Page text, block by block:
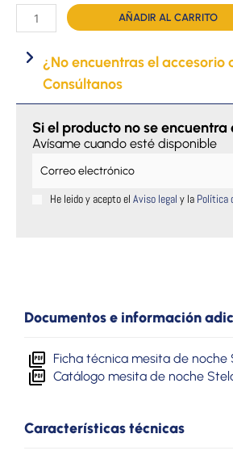
Mesita
de
Stella
cantidad
AÑADIR AL CARRITO
¿No encuentras el accesorio
Consúltanos
Si el producto no se encuentra
Avísame cuando esté disponible
He leido y acepto el Aviso legal y la Política
Documentos e información
Ficha técnica mesita de noche
Catálogo mesita de noche
Características técnicas